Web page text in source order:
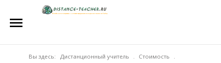
Репетиторы
Вы здесь: Дистанционный учитель . Стоимость
.